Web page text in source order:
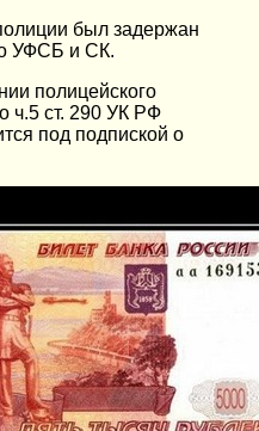
был задержан
УФСБ и СК.
полицейского
ч.5 ст. 290 УК РФ
под подпиской о